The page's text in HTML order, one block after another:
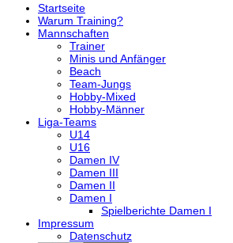
Startseite
Warum Training?
Mannschaften
Trainer
Minis und Anfänger
Beach
Team-Jungs
Hobby-Mixed
Hobby-Männer
Liga-Teams
U14
U16
Damen IV
Damen III
Damen II
Damen I
Spielberichte Damen I
Impressum
Datenschutz